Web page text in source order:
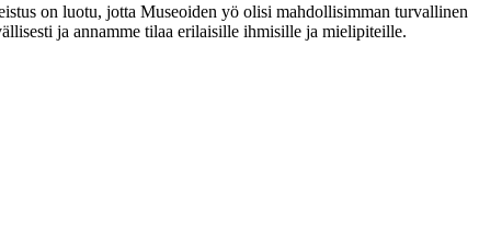
on luotu, jotta Museoiden yö olisi mahdollisimman turvallinen
ja annamme tilaa erilaisille ihmisille ja mielipiteille.